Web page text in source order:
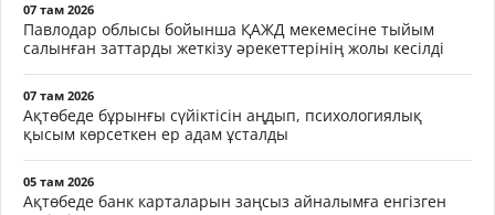
07 там 2026
Павлодар облысы бойынша ҚАЖД мекемесіне тыйым
салынған заттарды жеткізу әрекеттерінің жолы кесілді
07 там 2026
Ақтөбеде бұрынғы сүйіктісін аңдып, психологиялық
қысым көрсеткен ер адам ұсталды
05 там 2026
Ақтөбеде банк карталарын заңсыз айналымға енгізген